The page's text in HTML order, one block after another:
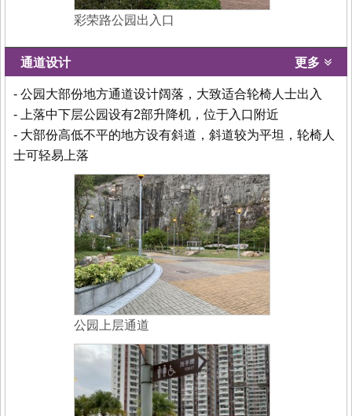
彩荣路公园出入口
通道设计 更多
- 公园大部份地方通道设计阔落，大致适合轮椅人士出入
- 上落中下层公园设有2部升降机，位于入口附近
- 大部份高低不平的地方设有斜道，斜道较为平坦，轮椅人
士可轻易上落
公园上层通道